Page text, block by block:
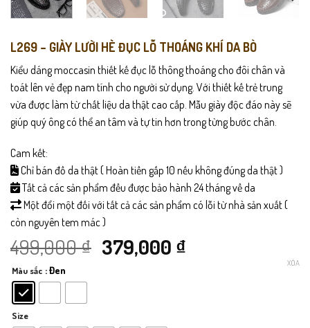
L269 – GIÀY LƯỜI HÈ ĐỤC LỖ THOÁNG KHÍ DA BÒ
Kiểu dáng moccasin thiết kế đục lỗ thông thoáng cho đôi chân và
toát lên vẻ đẹp nam tính cho người sử dụng. Với thiết kế trẻ trung
vừa được làm từ chất liệu da thật cao cấp. Mẫu giày độc đáo này sẽ
giúp quý ông có thể an tâm và tự tin hơn trong từng bước chân.
Cam kết:
Chỉ bán đồ da thật ( Hoàn tiền gấp 10 nếu không đúng da thật )
Tất cả các sản phẩm đều được bảo hành 24 tháng về da
Một đổi một đối với tất cả các sản phẩm có lỗi từ nhà sản xuất (
còn nguyên tem mác )
499,000₫ Giá
379,000 ₫Giá
Màu sắc : Đen
Size
XÓA